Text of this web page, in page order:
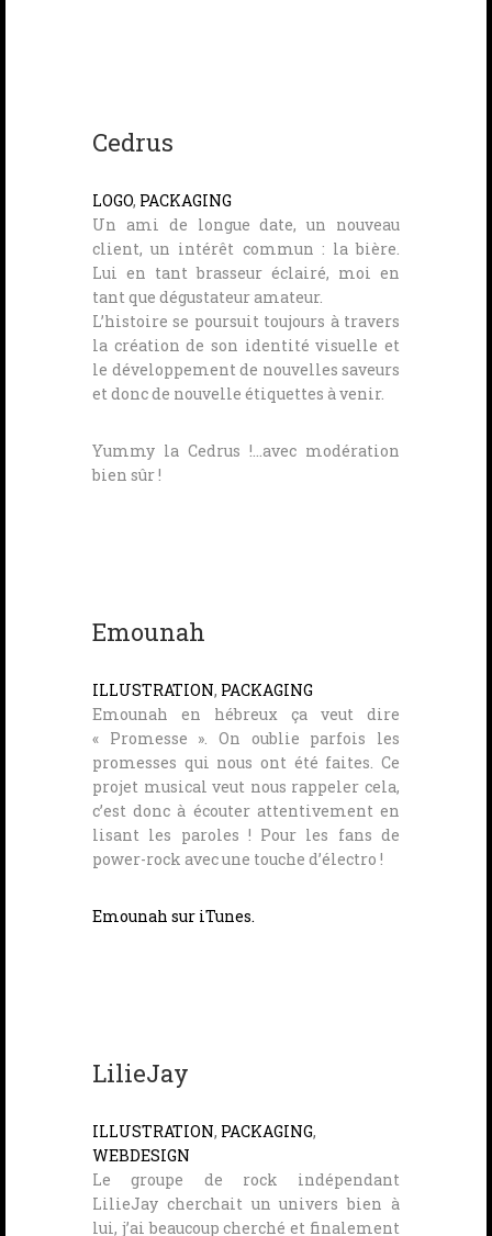
Cedrus
LOGO, PACKAGING
Un ami de longue date, un nouveau
client, un intérêt commun : la bière.
Lui en tant brasseur éclairé, moi en
tant que dégustateur amateur.
L’histoire se poursuit toujours à travers
la création de son identité visuelle et
le développement de nouvelles saveurs
et donc de nouvelle étiquettes à venir.
Yummy la Cedrus !…avec modération
bien sûr !
Emounah
ILLUSTRATION, PACKAGING
Emounah en hébreux ça veut dire
« Promesse ». On oublie parfois les
promesses qui nous ont été faites. Ce
projet musical veut nous rappeler cela,
c’est donc à écouter attentivement en
lisant les paroles ! Pour les fans de
power-rock avec une touche d’électro !
Emounah sur iTunes.
LilieJay
ILLUSTRATION, PACKAGING,
WEBDESIGN
Le groupe de rock indépendant
LilieJay cherchait un univers bien à
lui, j’ai beaucoup cherché et finalement